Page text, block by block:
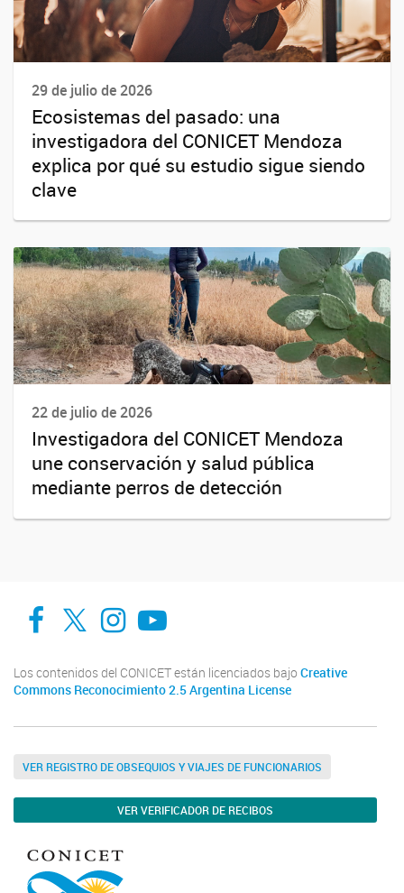
29 de julio de 2026
Ecosistemas del pasado: una
investigadora del CONICET Mendoza
explica por qué su estudio sigue siendo
clave
22 de julio de 2026
Investigadora del CONICET Mendoza
une conservación y salud pública
mediante perros de detección
Facebook
Twitter
Instagram
Youtube
Los contenidos del CONICET están licenciados bajo Creative
Commons Reconocimiento 2.5 Argentina License
VER REGISTRO DE OBSEQUIOS Y VIAJES DE FUNCIONARIOS
VER VERIFICADOR DE RECIBOS